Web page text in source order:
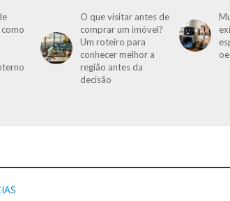
O que visitar antes de
comprar um imóvel?
Um roteiro para
conhecer melhor a
região antes da
decisão